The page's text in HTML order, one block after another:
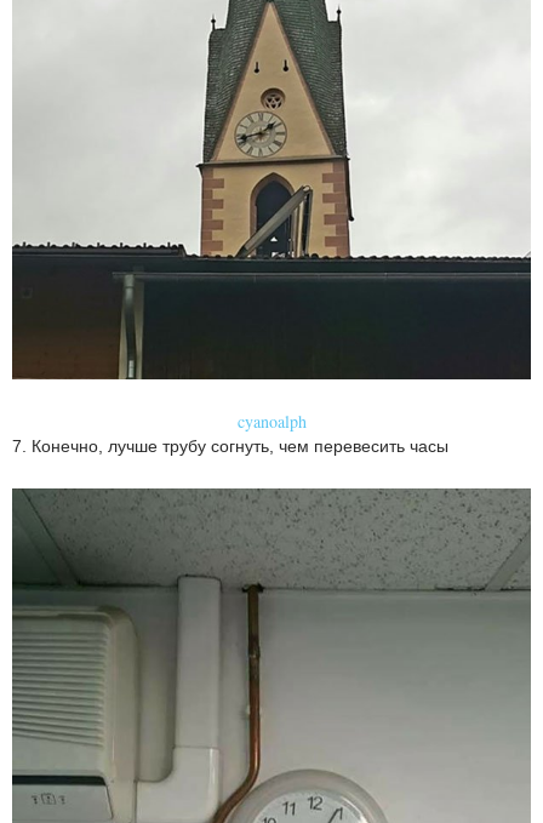
cyanoalph
7. Конечно, лучше трубу согнуть, чем перевесить часы